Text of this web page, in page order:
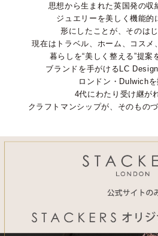
思想から生まれた英国発の収
ジュエリーを美しく機能的
形にしたことが、そのはじ
現在はトラベル、ホーム、コスメ
暮らしを“美しく整える”提案
ブランドを手がけるLC
ロンドン・Dulwichを
4代にわたり受け継が
クラフトマンシップが、そのもの